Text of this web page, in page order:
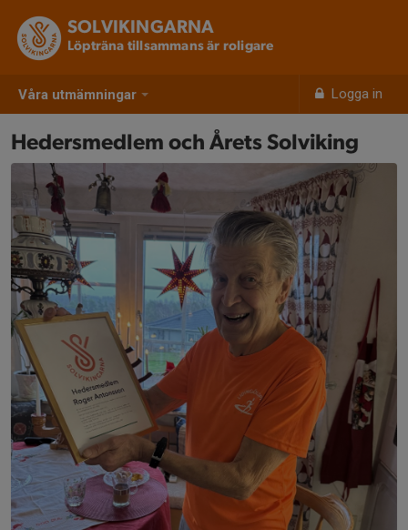
Våra utmämningar Logga in
SOLVIKINGARNA
Löpträna tillsammans är roligare
Hedersmedlem och Årets Solviking